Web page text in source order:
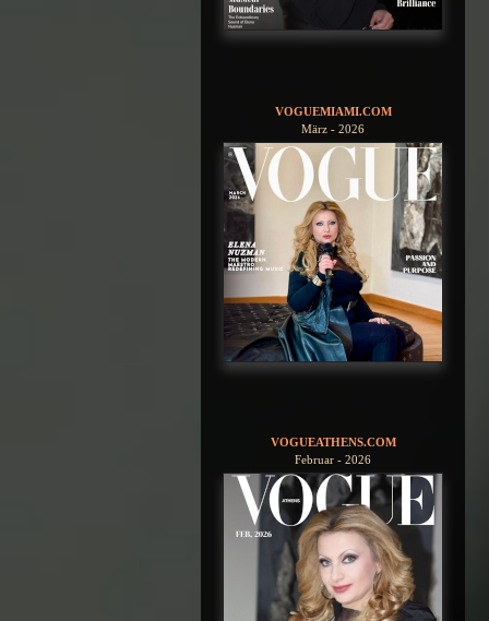
VOGUEMIAMI.COM
März - 2026
VOGUEATHENS.COM
Februar - 2026